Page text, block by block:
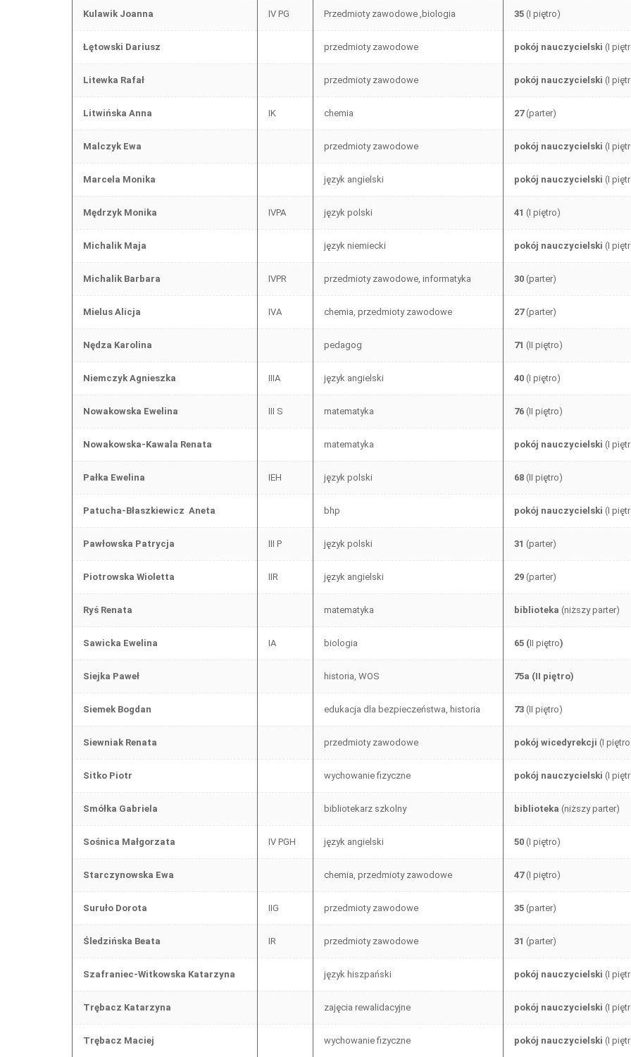
Kulawik Joanna IV PG Przedmioty zawodowe ,biologia 35 (I piętro)
Łętowski Dariusz przedmioty zawodowe pokój nauczycielski (I
Litewka Rafał przedmioty zawodowe pokój nauczycielski (I
Litwińska Anna IK chemia 27 (parter)
Malczyk Ewa przedmioty zawodowe pokój nauczycielski (I
Marcela Monika język angielski pokój nauczycielski (I
Mędrzyk Monika IVPA język polski 41 (I piętro)
Michalik Maja język niemiecki pokój nauczycielski (I
Michalik Barbara IVPR przedmioty zawodowe, informatyka 30 (parter)
Mielus Alicja IVA chemia, przedmioty zawodowe 27(parter)
Nędza Karolina pedagog 71 (II piętro)
Niemczyk Agnieszka IIIA język angielski 40 (I piętro)
Nowakowska Ewelina III S matematyka 76 (II piętro)
Nowakowska-Kawala Renata matematyka pokój nauczycielski (I
Pałka Ewelina IEH język polski 68 (II piętro)
Patucha-Błaszkiewicz Aneta bhp pokój nauczycielski (I
Pawłowska Patrycja III P język polski 31 (parter)
Piotrowska Wioletta IIR język angielski 29 (parter)
Ryś Renata matematyka biblioteka (niższy parter)
Sawicka Ewelina IA biologia 65 (II piętro)
Siejka Paweł historia, WOS 75a (II piętro)
Siemek Bogdan edukacja dla bezpieczeństwa, historia 73 (II piętro)
Siewniak Renata przedmioty zawodowe pokój wicedyrekcji (I
Sitko Piotr wychowanie fizyczne pokój nauczycielski (I
Smółka Gabriela bibliotekarz szkolny biblioteka (niższy parter)
Sośnica Małgorzata IV PGH język angielski 50 (I piętro)
Starczynowska Ewa chemia, przedmioty zawodowe 47(I piętro)
Suruło Dorota IIG przedmioty zawodowe 35 (parter)
Śledzińska Beata IR przedmioty zawodowe 31 (parter)
Szafraniec-Witkowska Katarzyna język hiszpański pokój nauczycielski (I
Trębacz Katarzyna zajęcia rewalidacyjne pokój nauczycielski (I
Trębacz Maciej wychowanie fizyczne pokój nauczycielski (I